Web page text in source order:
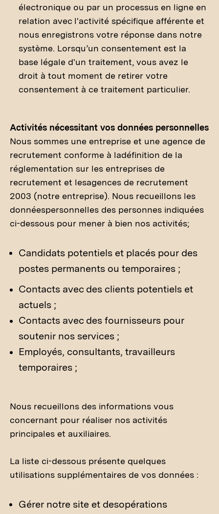
électronique ou par un processus en ligne en
relation avec l'activité spécifique afférente et
nous enregistrons votre réponse dans notre
système. Lorsqu’un consentement est la
base légale d'un traitement, vous avez le
droit à tout moment de retirer votre
consentement à ce traitement particulier.
Activités nécessitant vos données personnelles
Nous sommes une entreprise et une agence de
recrutement conforme à ladéfinition de la
réglementation sur les entreprises de
recrutement et lesagences de recrutement
2003 (notre entreprise). Nous recueillons les
donnéespersonnelles des personnes indiquées
ci-dessous pour mener à bien nos activités;
Candidats potentiels et placés pour des
postes permanents ou temporaires ;
Contacts avec des clients potentiels et
actuels ;
Contacts avec des fournisseurs pour
soutenir nos services ;
Employés, consultants, travailleurs
temporaires ;
Nous recueillons des informations vous
concernant pour réaliser nos activités
principales et auxiliaires.
La liste ci-dessous présente quelques
utilisations supplémentaires de vos données :
Gérer notre site et desopérations